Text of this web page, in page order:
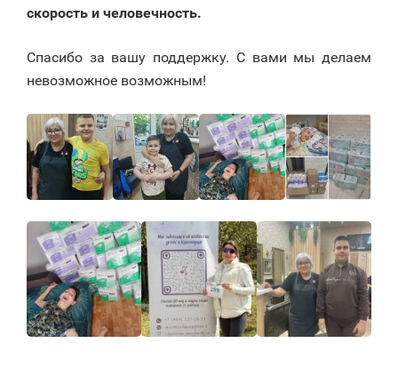
скорость и человечность.
Спасибо за вашу поддержку. С вами мы делаем
невозможное возможным!